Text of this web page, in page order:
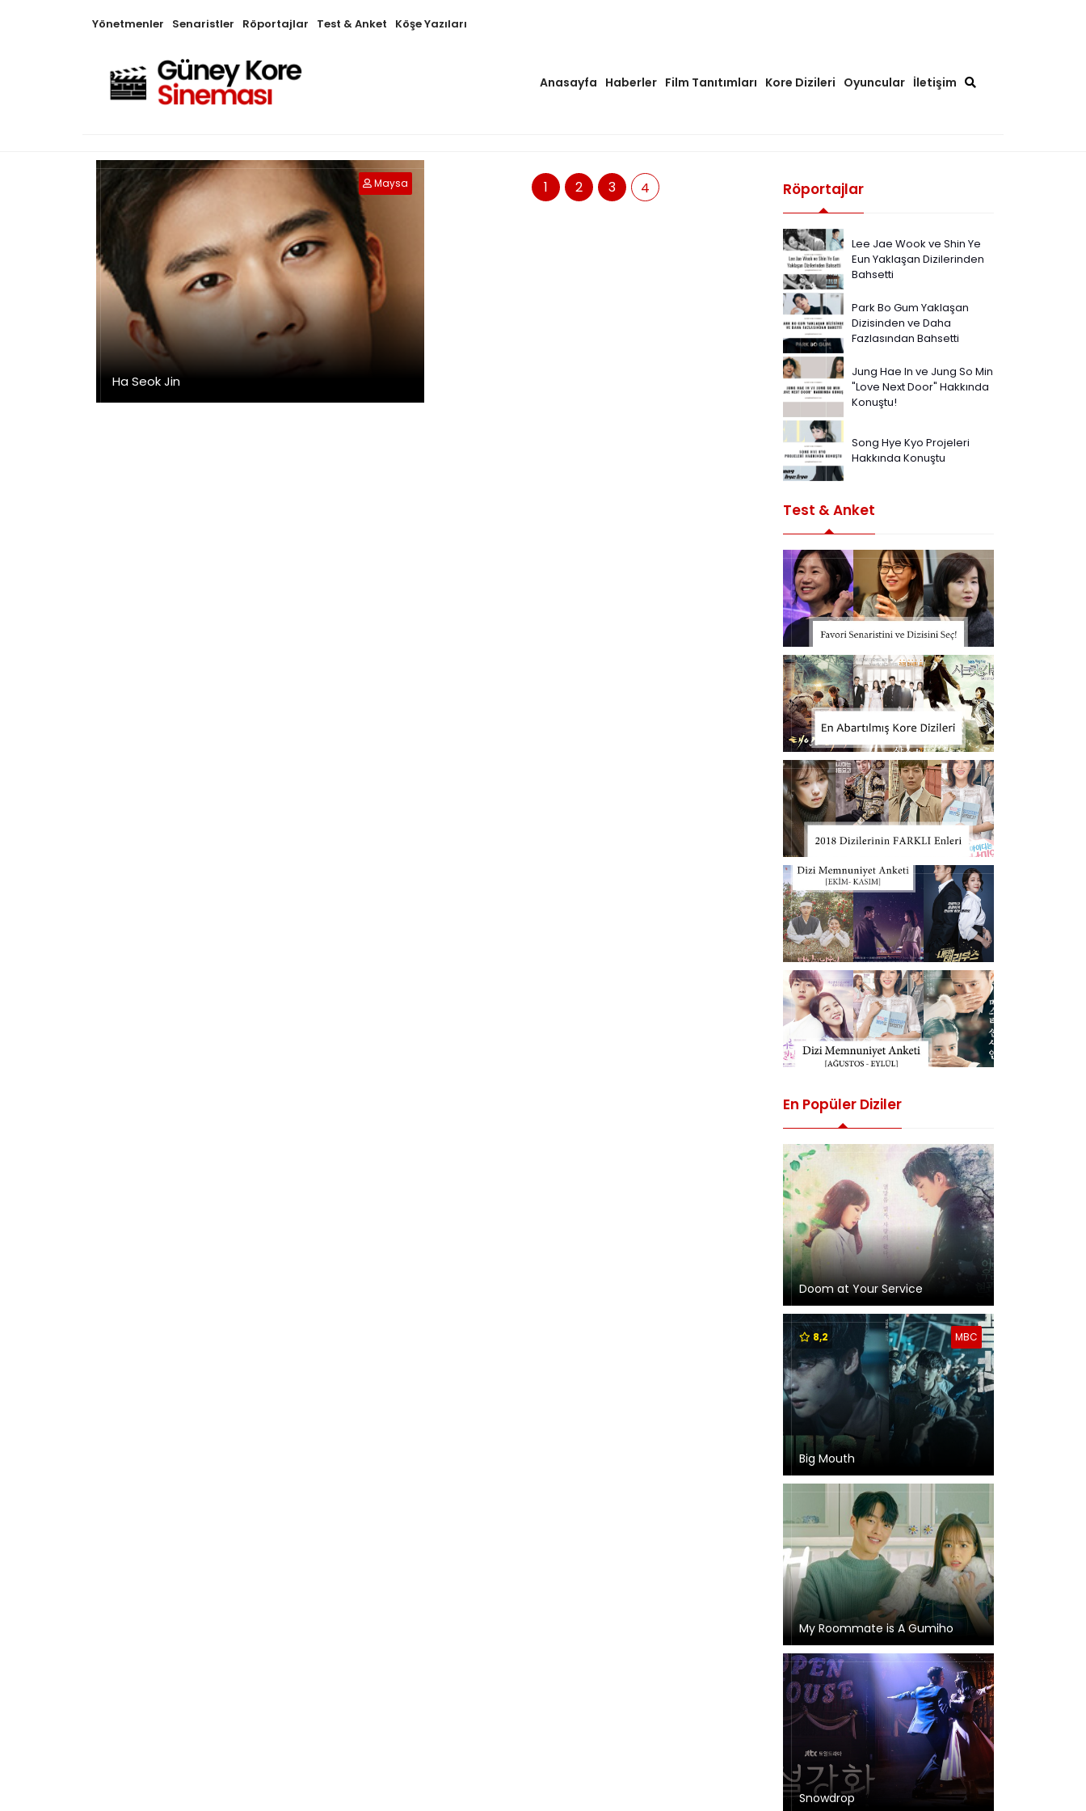
Yönetmenler Senaristler Röportajlar Test & Anket Köşe Yazıları
Anasayfa Haberler Film Tanıtımları Kore Dizileri Oyuncular İletişim
Ha Seok Jin
Maysa 1 2 3 4 Röportajlar
Lee Jae Wook ve Shin Ye
Eun Yaklaşan Dizilerinden
Bahsetti
Park Bo Gum Yaklaşan
Dizisinden ve Daha
Fazlasından Bahsetti
Jung Hae In ve Jung So Min
"Love Next Door" Hakkında
Konuştu!
Song Hye Kyo Projeleri
Hakkında Konuştu
Test & Anket
En Popüler Diziler
Doom at Your Service
MBC
8,2
Big Mouth
My Roommate is A Gumiho
Snowdrop